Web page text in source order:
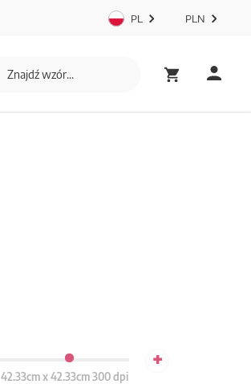
PL PLN
42.33cm x 42.33cm 300 dpi
+